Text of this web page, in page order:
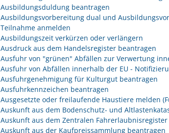
Ausbildungsduldung beantragen
Ausbildungsvorbereitung dual und
Teilnahme anmelden
Ausbildungszeit verkürzen oder verlängern
Ausdruck aus dem Handelsregister beantragen
Ausfuhr von "grünen" Abfällen zur Verwertung
Ausfuhr von Abfällen innerhalb der EU -
Ausfuhrgenehmigung für Kulturgut beantragen
Ausfuhrkennzeichen beantragen
Ausgesetzte oder freilaufende Haustiere melden
Auskunft aus dem Bodenschutz- und
Auskunft aus dem Zentralen
Auskunft aus der Kaufpreissammlung beantragen